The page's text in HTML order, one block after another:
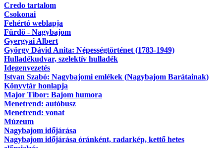
Credo tartalom
Csokonai
Fehértó weblapja
Fürdő - Nagybajom
Gyergyai Albert
György Dávid Anita: Népességtörténet (1783-1949)
Hulladékudvar, szelektív hulladék
Idegenvezetés
Istvan Szabó: Nagybajomi emlékek (Nagybajom Barátainak)
Könyvtár honlapja
Major Tibor: Bajom humora
Menetrend: autóbusz
Menetrend: vonat
Múzeum
Nagybajom időjárása
Nagybajom időjárása óránként, radarkép, kettő hetes